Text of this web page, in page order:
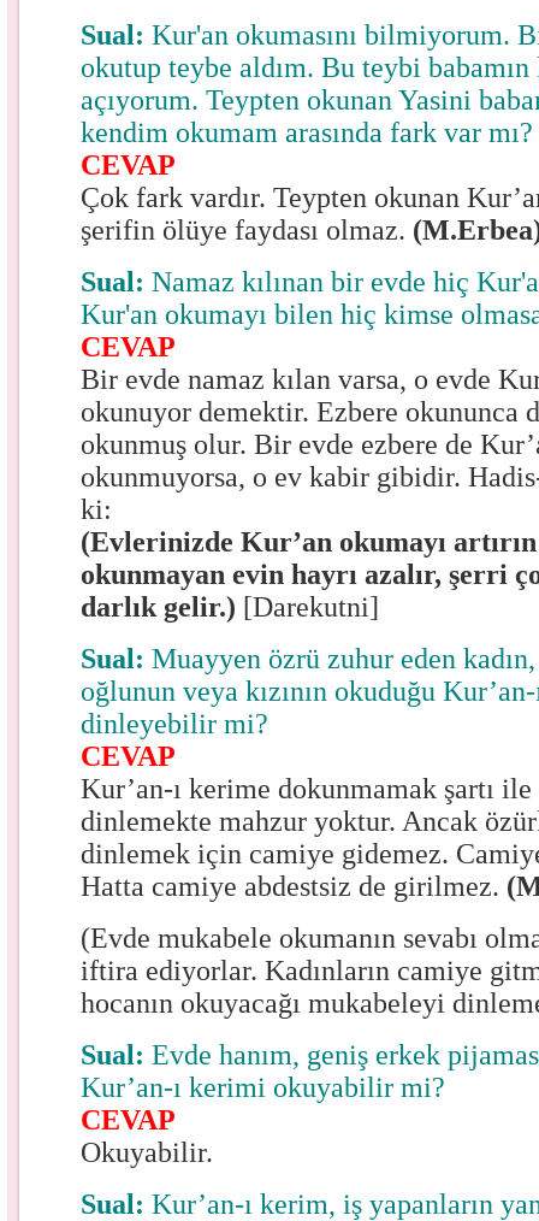
Sual: Kur'an okumasını bilmiyorum.
okutup teybe aldım. Bu teybi
açıyorum. Teypten okunan Yasini
kendim okumam arasında fark var mı?
CEVAP
Çok fark vardır. Teypten okunan
şerifin ölüye faydası olmaz.
Sual: Namaz kılınan bir evde hiç
Kur'an okumayı bilen hiç kimse
CEVAP
Bir evde namaz kılan varsa, o evde
okunuyor demektir. Ezbere okununca
okunmuş olur. Bir evde ezbere de
okunmuyorsa, o ev kabir gibidir.
ki:
(Evlerinizde Kur’an okumayı
okunmayan evin hayrı azalır, şerri
darlık gelir.) [Darekutni]
Sual: Muayyen özrü zuhur eden kadın,
oğlunun veya kızının okuduğu
dinleyebilir mi?
CEVAP
Kur’an-ı kerime dokunmamak şartı
dinlemekte mahzur yoktur. Ancak
dinlemek için camiye gidemez.
Hatta camiye abdestsiz de girilmez.
(Evde mukabele okumanın sevabı
iftira ediyorlar. Kadınların camiye
hocanın okuyacağı mukabeleyi
Sual: Evde hanım, geniş erkek
Kur’an-ı kerimi okuyabilir mi?
CEVAP
Okuyabilir.
Sual: Kur’an-ı kerim, iş yapanların